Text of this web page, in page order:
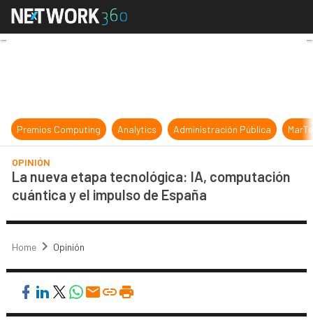
La nueva etapa tecnológica: IA,
Premios Computing Analytics Administración Pública
OPINIÓN
La nueva etapa tecnológica: IA, computación
cuántica y el impulso de España
Home Opinión